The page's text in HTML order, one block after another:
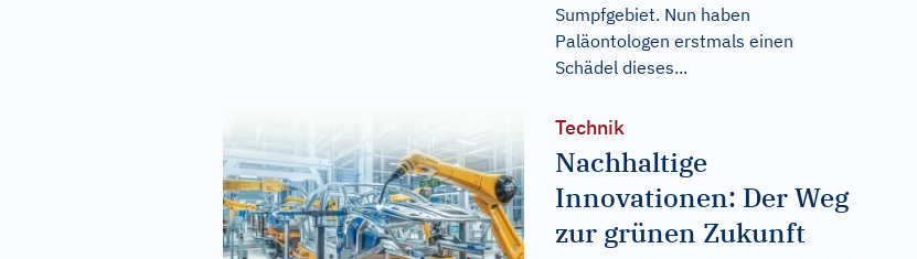
Sumpfgebiet. Nun haben
Paläontologen erstmals einen
Schädel dieses...
Technik
Nachhaltige
Innovationen: Der Weg
zur grünen Zukunft